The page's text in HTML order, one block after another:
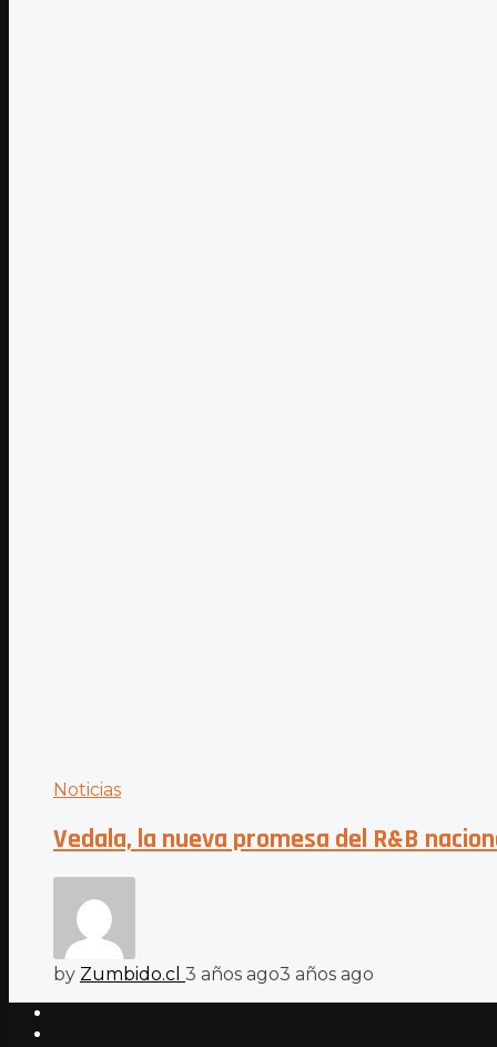
Noticias
Vedala, la nueva promesa del R&B
by Zumbido.cl 3 años ago3 años ago